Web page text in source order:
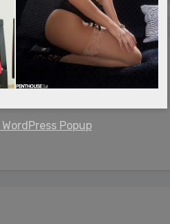
WordPress Popup